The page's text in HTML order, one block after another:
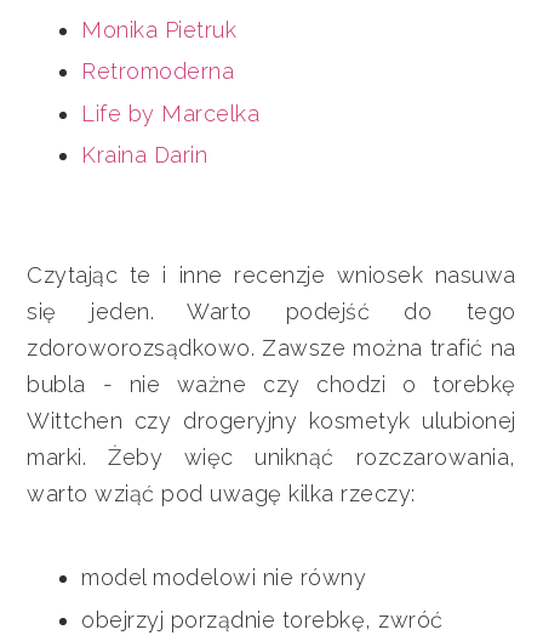
Monika Pietruk
Retromoderna
Life by Marcelka
Kraina Darin
Czytając te i inne recenzje wniosek nasuwa
się jeden. Warto podejść do tego
zdoroworozsądkowo. Zawsze można trafić na
bubla - nie ważne czy chodzi o torebkę
Wittchen czy drogeryjny kosmetyk ulubionej
marki. Żeby więc uniknąć rozczarowania,
warto wziąć pod uwagę kilka rzeczy:
model modelowi nie równy
obejrzyj porządnie torebkę, zwróć